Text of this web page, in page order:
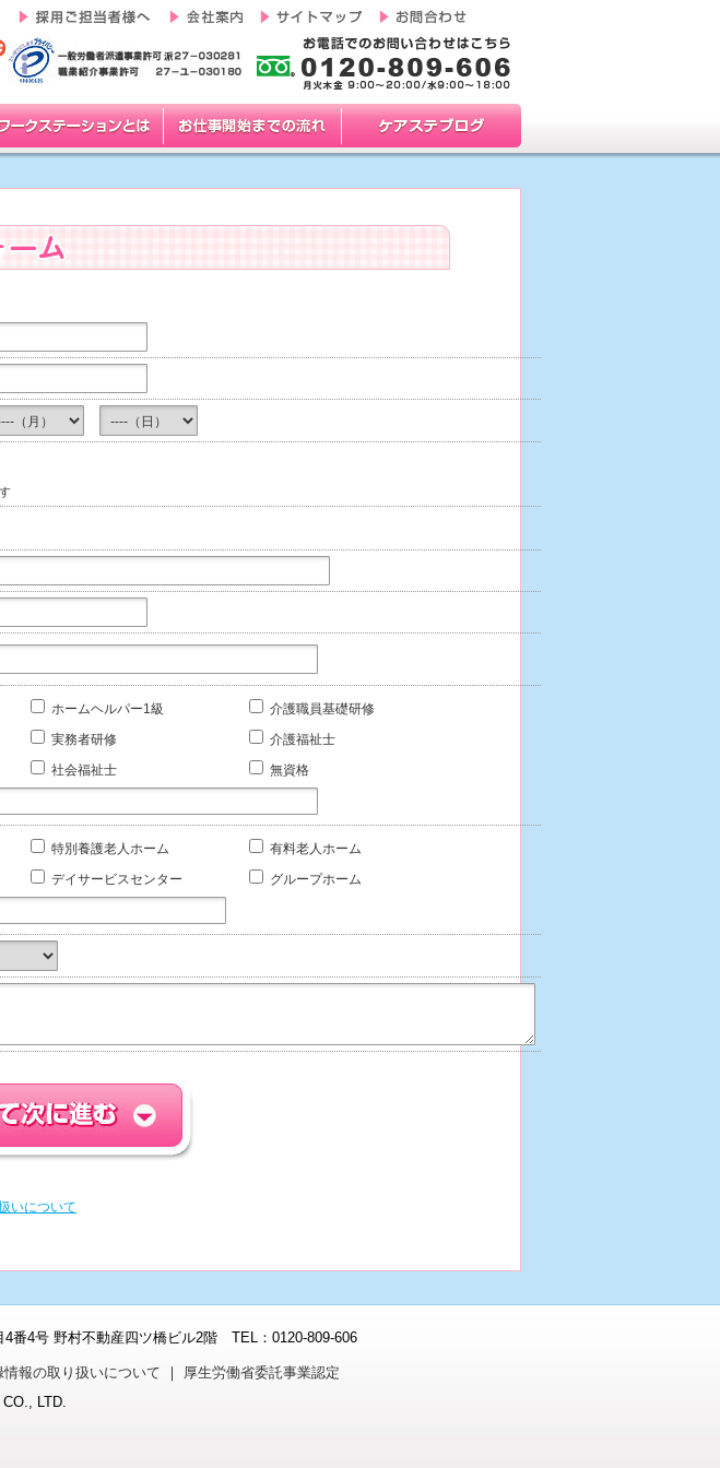
ホームヘルパー1級 介護職員基礎研修
実務者研修 介護福祉士
社会福祉士 無資格
特別養護老人ホーム 有料老人ホーム
デイサービスセンター グループホーム
いについて
4番4号 野村不動産四ツ橋ビル2階 TEL：0120-809-606
情報の取り扱いについて ｜ 厚生労働省委託事業認定
LTD.